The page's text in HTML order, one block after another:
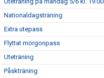
Nationaldagsträning
Extra utepass
Flyttat morgonpass
Uteträning
Påskträning